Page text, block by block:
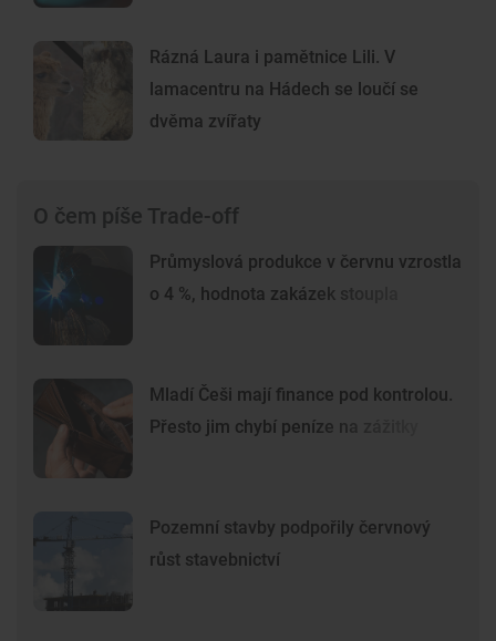
Rázná Laura i pamětnice Lili. V
lamacentru na Hádech se loučí se
dvěma zvířaty
O čem píše Trade-off
Průmyslová produkce v červnu vzrostla
o 4 %, hodnota zakázek stoupla
Mladí Češi mají finance pod kontrolou.
Přesto jim chybí peníze na zážitky
Pozemní stavby podpořily červnový
růst stavebnictví